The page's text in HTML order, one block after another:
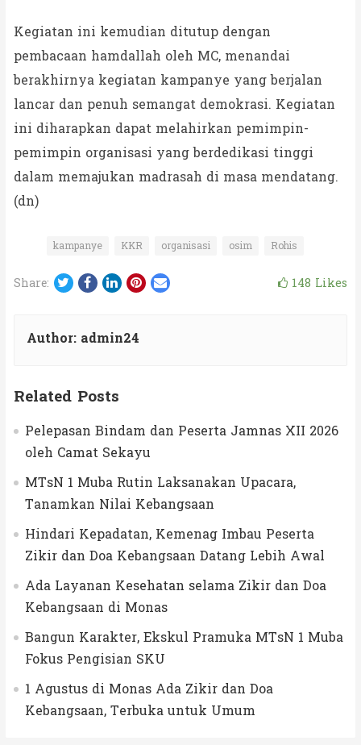
Kegiatan ini kemudian ditutup dengan
pembacaan hamdallah oleh MC, menandai
berakhirnya kegiatan kampanye yang berjalan
lancar dan penuh semangat demokrasi. Kegiatan
ini diharapkan dapat melahirkan pemimpin-
pemimpin organisasi yang berdedikasi tinggi
dalam memajukan madrasah di masa mendatang.
(dn)
kampanye KKR organisasi osim Rohis
Share: Twitter
Facebook
LinkedIn
Pinterest
Email 148 Likes
Author: admin24
Related Posts
Pelepasan Bindam dan Peserta Jamnas XII 2026
oleh Camat Sekayu
MTsN 1 Muba Rutin Laksanakan Upacara,
Tanamkan Nilai Kebangsaan
Hindari Kepadatan, Kemenag Imbau Peserta
Zikir dan Doa Kebangsaan Datang Lebih Awal
Ada Layanan Kesehatan selama Zikir dan Doa
Kebangsaan di Monas
Bangun Karakter, Ekskul Pramuka MTsN 1 Muba
Fokus Pengisian SKU
1 Agustus di Monas Ada Zikir dan Doa
Kebangsaan, Terbuka untuk Umum